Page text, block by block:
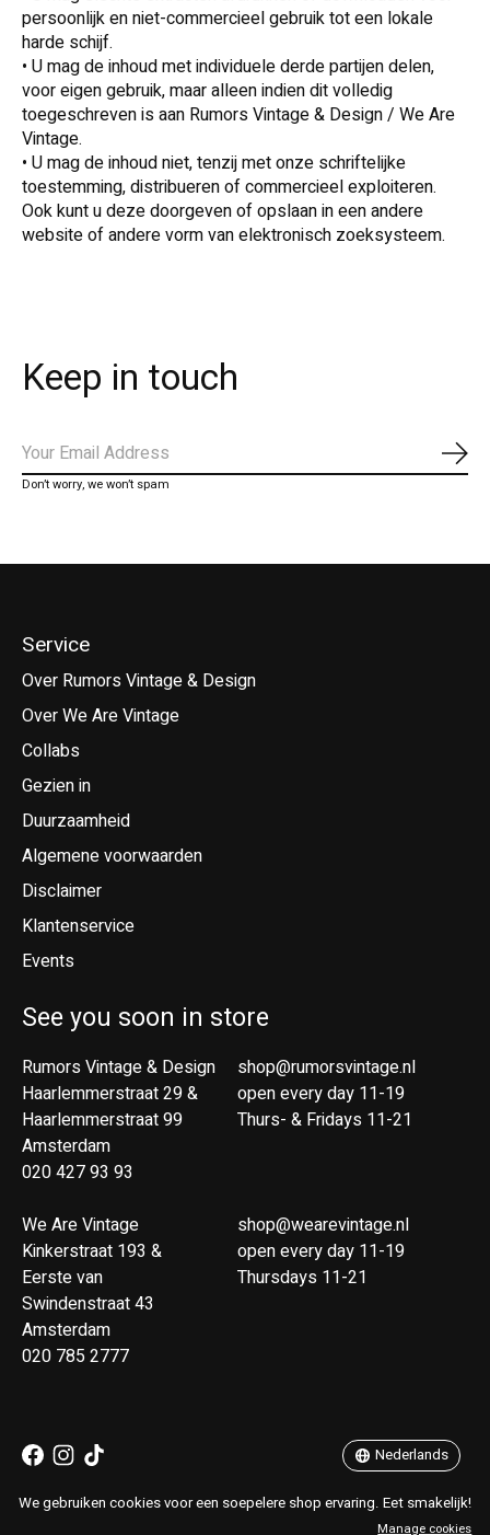
persoonlijk en niet-commercieel gebruik tot een lokale
harde schijf.
• U mag de inhoud met individuele derde partijen delen,
voor eigen gebruik, maar alleen indien dit volledig
toegeschreven is aan Rumors Vintage & Design / We Are
Vintage.
• U mag de inhoud niet, tenzij met onze schriftelijke
toestemming, distribueren of commercieel exploiteren.
Ook kunt u deze doorgeven of opslaan in een andere
website of andere vorm van elektronisch zoeksysteem.
Keep in touch
Don’t worry, we won’t spam
Service
Over Rumors Vintage & Design
Over We Are Vintage
Collabs
Gezien in
Duurzaamheid
Algemene voorwaarden
Disclaimer
Klantenservice
Events
See you soon in store
Rumors Vintage & Design
Haarlemmerstraat 29 &
Haarlemmerstraat 99
Amsterdam
020 427 93 93
We Are Vintage
Kinkerstraat 193 &
Eerste van
Swindenstraat 43
Amsterdam
020 785 2777
shop@rumorsvintage.nl
open every day 11-19
Thurs- & Fridays 11-21
shop@wearevintage.nl
open every day 11-19
Thursdays 11-21
© Copyright 2026 Rumors Vintage & Design
Nederlands
We gebruiken cookies voor een soepelere shop ervaring. Eet smakelijk!
Manage cookies